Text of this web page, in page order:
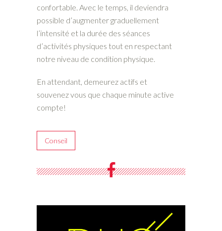
confortable. Avec le temps, il deviendra
possible d’augmenter graduellement
l’intensité et la durée des séances
d’activités physiques tout en respectant
notre niveau de condition physique.
En attendant, demeurez actifs et
souvenez vous que chaque minute active
compte!
Conseil